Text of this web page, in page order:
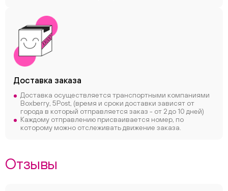
Доставка заказа
Доставка осуществляется транспортными компаниями
Boxberry, 5Post, (время и сроки доставки зависят от
города в который отправляется заказ - от 2 до 10 дней)
Каждому отправлению присваивается номер, по
которому можно отслеживать движение заказа.
Отзывы